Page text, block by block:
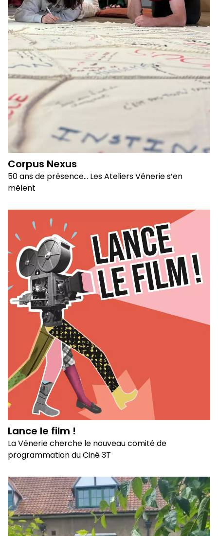
Corpus Nexus
50 ans de présence… Les Ateliers Vénerie s’en
mêlent
Lance le film !
La Vénerie cherche le nouveau comité de
programmation du Ciné 3T